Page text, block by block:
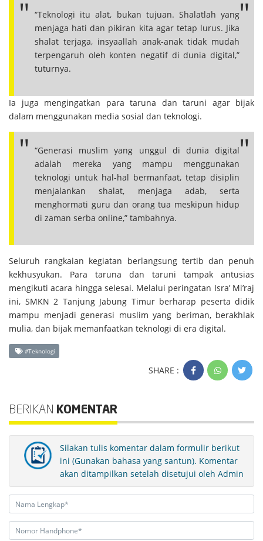
“Teknologi itu alat, bukan tujuan. Shalatlah yang
menjaga hati dan pikiran kita agar tetap lurus. Jika
shalat terjaga, insyaallah anak-anak tidak mudah
terpengaruh oleh konten negatif di dunia digital,”
tuturnya.
Ia juga mengingatkan para taruna dan taruni agar bijak
dalam menggunakan media sosial dan teknologi.
“Generasi muslim yang unggul di dunia digital
adalah mereka yang mampu menggunakan
teknologi untuk hal-hal bermanfaat, tetap disiplin
menjalankan shalat, menjaga adab, serta
menghormati guru dan orang tua meskipun hidup
di zaman serba online,” tambahnya.
Seluruh rangkaian kegiatan berlangsung tertib dan penuh
kekhusyukan. Para taruna dan taruni tampak antusias
mengikuti acara hingga selesai. Melalui peringatan Isra’ Mi’raj
ini, SMKN 2 Tanjung Jabung Timur berharap peserta didik
mampu menjadi generasi muslim yang beriman, berakhlak
mulia, dan bijak memanfaatkan teknologi di era digital.
#Teknologi
SHARE :
BERIKAN KOMENTAR
Silakan tulis komentar dalam formulir berikut
ini (Gunakan bahasa yang santun). Komentar
akan ditampilkan setelah disetujui oleh Admin